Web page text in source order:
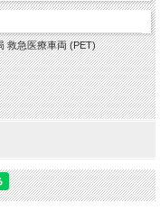
救急医療車両 (PET)